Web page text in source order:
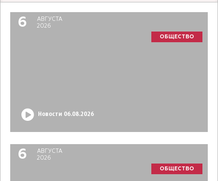
6
АВГУСТА
2026
ОБЩЕСТВО
Новости 06.08.2026
6
АВГУСТА
2026
ОБЩЕСТВО